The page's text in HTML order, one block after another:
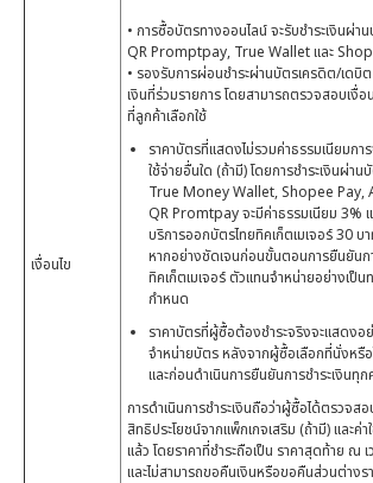
เงื่อนไข
• การซื้อบัตรทางออนไลน์ จะรับชำระเงินผ่
QR Promptpay, True Wallet และ
• รองรับการผ่อนชำระผ่านบัตรเครดิต/เดบิ
เงินที่ร่วมรายการ โดยสามารถตรวจสอบเงื่อ
ที่ลูกค้าเลือกใช้
ราคาบัตรที่แสดงไม่รวมค่าธรรมเนียมกา
ใช้จ่ายอื่นใด (ถ้ามี) โดยการชำระเงินผ่า
True Money Wallet, Shopee Pay,
QR Promtpay จะมีค่าธรรมเนียม 3% แ
บริการออกบัตรไทยทิคเก็ตเมเจอร์ 30
หากอย่างชัดเจนก่อนขั้นตอนการยืนยันก
ทิคเก็ตเมเจอร์ ตัวแทนจำหน่ายอย่างเป็
กำหนด
ราคาบัตรที่ผู้ซื้อต้องชำระจริงจะแสดงอ
จำหน่ายบัตร หลังจากผู้ซื้อเลือกที่นั่งหรื
และก่อนดำเนินการยืนยันการชำระเงินทุก
การดำเนินการชำระเงินถือว่าผู้ซื้อได้ตรวจส
สิทธิประโยชน์จากแพ็กเกจเสริม (ถ้ามี) และค่
แล้ว โดยราคาที่ชำระถือเป็น ราคาสุดท้าย ณ เ
และไม่สามารถขอคืนเงินหรือขอคืนส่วนต่างร